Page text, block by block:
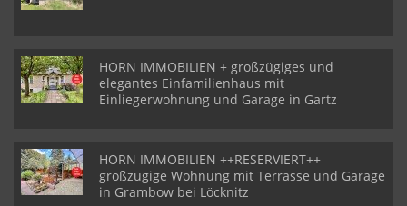
HORN IMMOBILIEN + großzügiges und
elegantes Einfamilienhaus mit
Einliegerwohnung und Garage in Gartz
HORN IMMOBILIEN ++RESERVIERT++
großzügige Wohnung mit Terrasse und Garage
in Grambow bei Löcknitz